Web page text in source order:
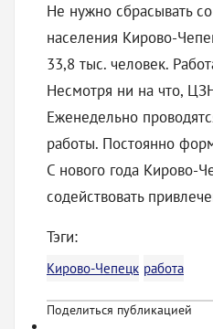
Не нужно сбрасывать
населения Кирово-
33,8 тыс. человек.
Несмотря ни на что,
Еженедельно
работы. Постоянно
С нового года Кирово-
содействовать
Тэги:
Кирово-Чепецк работа
Поделиться публикацией